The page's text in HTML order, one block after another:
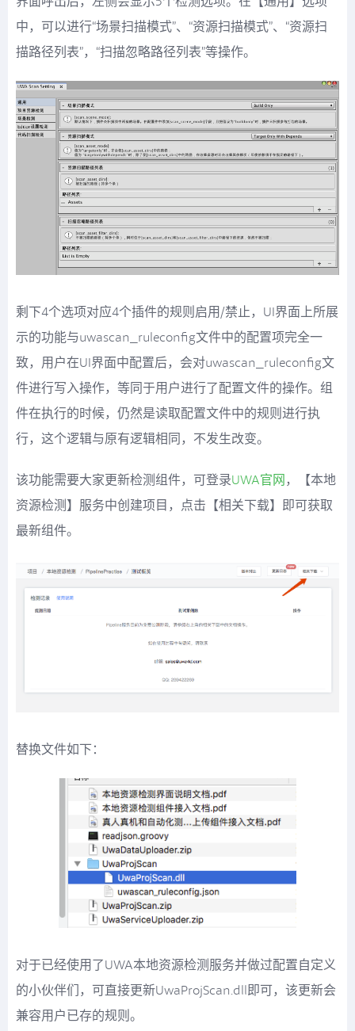
中，可以进行“场景扫描模式”、“资源扫描模式”、“资源扫
描路径列表”，“扫描忽略路径列表”等操作。
剩下4个选项对应4个插件的规则启用/禁止，UI界面上所展
示的功能与uwascan_ruleconfig文件中的配置项完全一
致，用户在UI界面中配置后，会对uwascan_ruleconfig文
件进行写入操作，等同于用户进行了配置文件的操作。组
件在执行的时候，仍然是读取配置文件中的规则进行执
行，这个逻辑与原有逻辑相同，不发生改变。
该功能需要大家更新检测组件，可登录UWA官网 ，【本地
资源检测】服务中创建项目，点击【相关下载】即可获取
最新组件。
替换文件如下：
对于已经使用了UWA本地资源检测服务并做过配置自定义
的小伙伴们，可直接更新UwaProjScan.dll即可，该更新会
兼容用户已存的规则。